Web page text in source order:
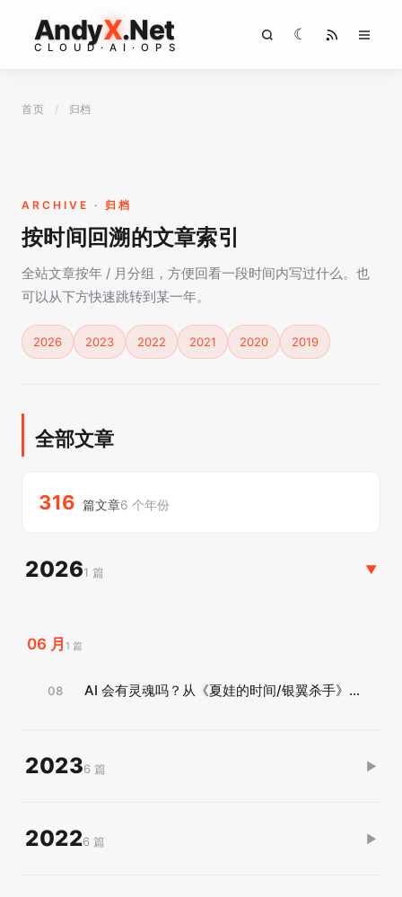
AndyX.Net
C L O U D · A I · O P S
☾
首页 / 归档
ARCHIVE · 归档
按时间回溯的文章索引
全站文章按年 / 月分组，方便回看一段时间内写过什么。也
可以从下方快速跳转到某一年。
2026 2023 2022 2021 2020 2019
全部文章
316 篇文章6 个年份
20261 篇 ▶
06 月 1 篇
08 AI 会有灵魂吗？从《夏娃的时间/银翼杀手》到 Openclaw：AI 灵魂、记忆与自我进化的工程实践
20236 篇 ▶
20226 篇 ▶